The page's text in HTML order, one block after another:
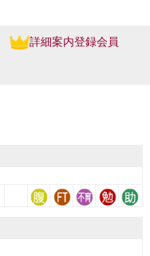
詳細案内登録会員